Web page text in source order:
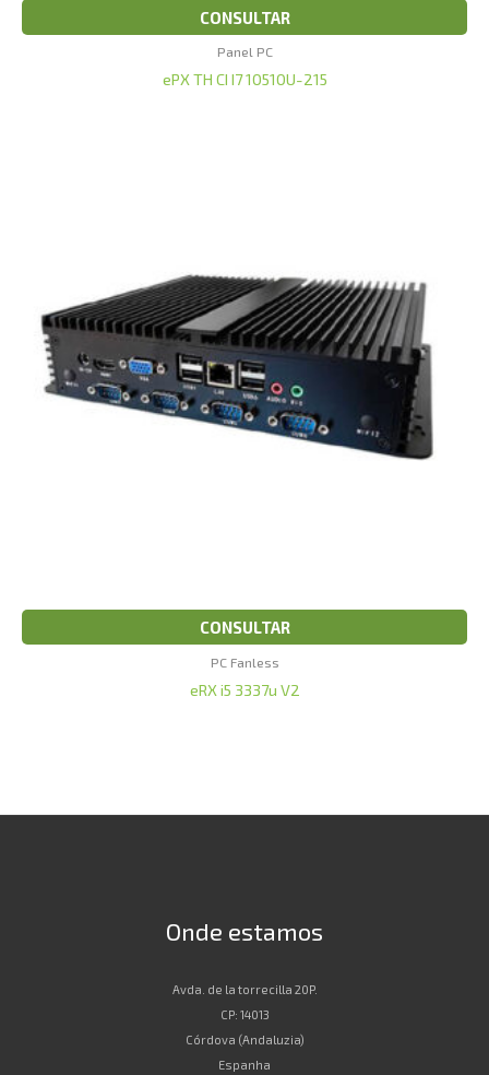
CONSULTAR
Panel PC
ePX TH CI I7 10510U-215
CONSULTAR
PC Fanless
eRX i5 3337u V2
Onde estamos
Avda. de la torrecilla 20P.
CP: 14013
Córdova (Andaluzia)
Espanha